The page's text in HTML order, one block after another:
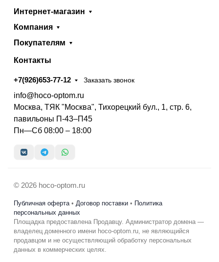
Интернет-магазин
Компания
Покупателям
Контакты
+7(926)653-77-12 Заказать звонок
info@hoco-optom.ru
Москва, ТЯК "Москва", Тихорецкий бул., 1, стр. 6,
павильоны П-43–П45
Пн—Сб 08:00 – 18:00
© 2026 hoco-optom.ru
Публичная оферта• Договор поставки • Политика
персональных данных
Площадка предоставлена Продавцу. Администратор домена —
владелец доменного имени hoco-optom.ru, не являющийся
продавцом и не осуществляющий обработку персональных
данных в коммерческих целях.